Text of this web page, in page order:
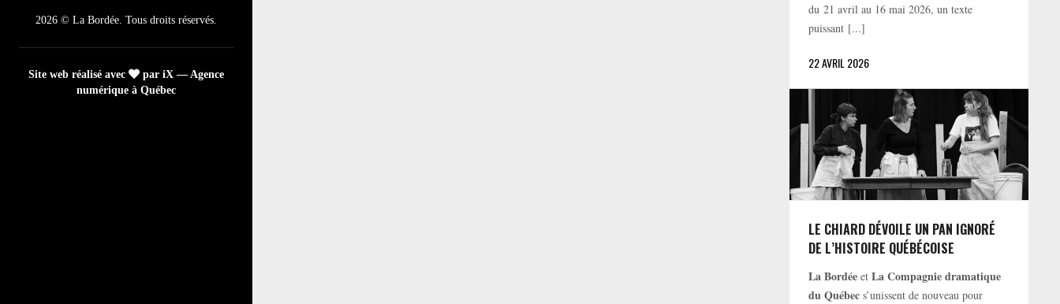
2026 © La Bordée. Tous droits réservés.
Site web réalisé avec
par iX — Agence
numérique à Québec
du 21 avril au 16 mai 2026, un texte
puissant [...]
22 AVRIL 2026
LE CHIARD DÉVOILE UN PAN IGNORÉ
DE L’HISTOIRE QUÉBÉCOISE
La Bordée etLa Compagnie dramatique
du Québec s’unissent de nouveau pour